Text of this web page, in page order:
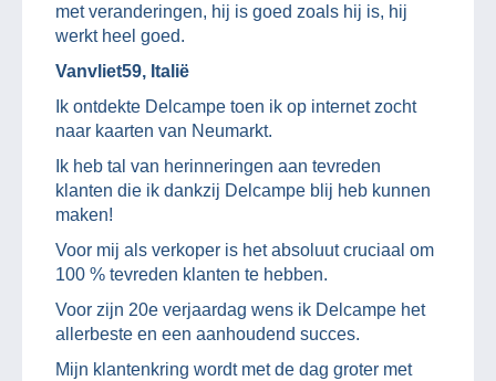
met veranderingen, hij is goed zoals hij is, hij
werkt heel goed.
Vanvliet59, Italië
Ik ontdekte Delcampe toen ik op internet zocht
naar kaarten van Neumarkt.
Ik heb tal van herinneringen aan tevreden
klanten die ik dankzij Delcampe blij heb kunnen
maken!
Voor mij als verkoper is het absoluut cruciaal om
100 % tevreden klanten te hebben.
Voor zijn 20e verjaardag wens ik Delcampe het
allerbeste en een aanhoudend succes.
Mijn klantenkring wordt met de dag groter met